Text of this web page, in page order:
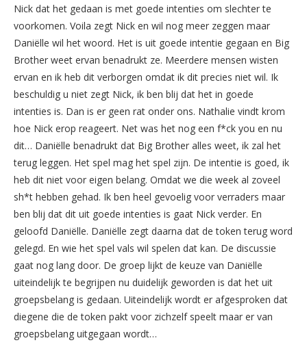
Nick dat het gedaan is met goede intenties om slechter te
voorkomen. Voila zegt Nick en wil nog meer zeggen maar
Daniëlle wil het woord. Het is uit goede intentie gegaan en Big
Brother weet ervan benadrukt ze. Meerdere mensen wisten
ervan en ik heb dit verborgen omdat ik dit precies niet wil. Ik
beschuldig u niet zegt Nick, ik ben blij dat het in goede
intenties is. Dan is er geen rat onder ons. Nathalie vindt krom
hoe Nick erop reageert. Net was het nog een f*ck you en nu
dit… Daniëlle benadrukt dat Big Brother alles weet, ik zal het
terug leggen. Het spel mag het spel zijn. De intentie is goed, ik
heb dit niet voor eigen belang. Omdat we die week al zoveel
sh*t hebben gehad. Ik ben heel gevoelig voor verraders maar
ben blij dat dit uit goede intenties is gaat Nick verder. En
geloofd Daniëlle. Daniëlle zegt daarna dat de token terug word
gelegd. En wie het spel vals wil spelen dat kan. De discussie
gaat nog lang door. De groep lijkt de keuze van Daniëlle
uiteindelijk te begrijpen nu duidelijk geworden is dat het uit
groepsbelang is gedaan. Uiteindelijk wordt er afgesproken dat
diegene die de token pakt voor zichzelf speelt maar er van
groepsbelang uitgegaan wordt…